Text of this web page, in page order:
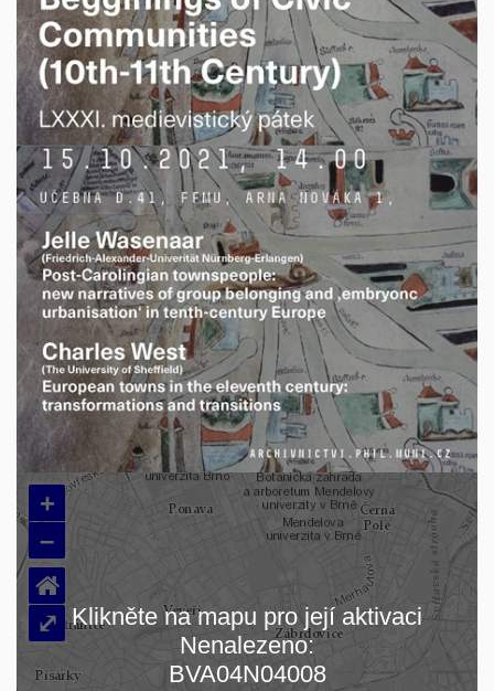
Načítám mapu…
+
–
⌂
⤢ Klikněte na mapu pro její aktivaci
Nenalezeno:
BVA04N04008